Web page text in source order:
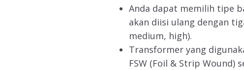
Anda dapat memilih tipe
akan diisi ulang dengan
medium, high).
Transformer yang
FSW (Foil & Strip Wound)